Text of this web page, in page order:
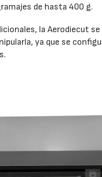
de hasta 400 g.
la Aerodiecut
ya que se